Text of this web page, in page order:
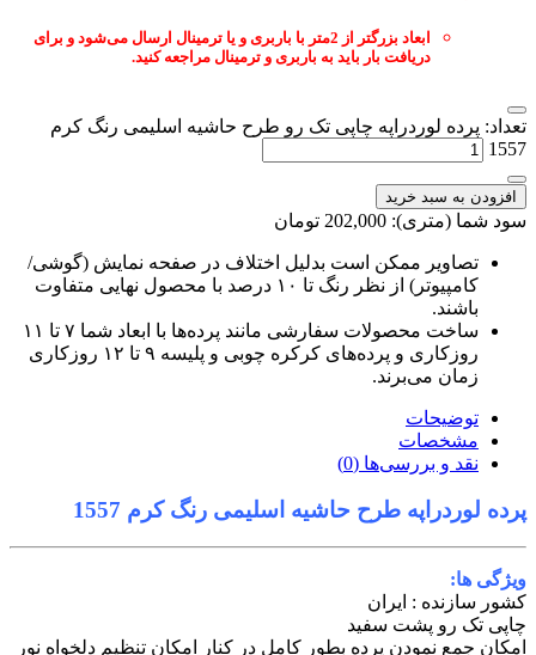
ابعاد بزرگتر از 2متر با باربری و یا ترمینال ارسال می‌شود و برای
دریافت بار باید به باربری و ترمینال مراجعه کنید.
تعداد: پرده لوردراپه چاپی تک رو طرح حاشیه اسلیمی رنگ کرم
1557
افزودن به سبد خرید
سود شما (متری): 202,000 تومان
تصاویر ممکن است بدلیل اختلاف در صفحه نمایش (گوشی/
کامپیوتر) از نظر رنگ تا ۱۰ درصد با محصول نهایی متفاوت
باشند.
ساخت محصولات سفارشی مانند پرده‌ها با ابعاد شما ۷ تا ۱۱
روزکاری و پرده‌های کرکره چوبی و پلیسه ۹ تا ۱۲ روزکاری
زمان می‌برند.
توضیحات
مشخصات
نقد و بررسی‌ها (0)
پرده لوردراپه طرح حاشیه اسلیمی رنگ کرم 1557
ویژگی ها:
کشور سازنده : ایران
چاپی تک رو پشت سفید
امکان جمع نمودن پرده بطور کامل در کنار
امکان تنظیم دلخواه نور